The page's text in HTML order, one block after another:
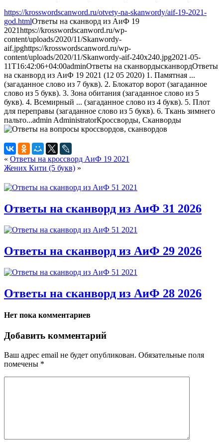
https://krosswordscanword.ru/otvety-na-skanwordy/aif-19-2021-
god.htmlОтветы на сканворд из АиФ 19
2021https://krosswordscanword.ru/wp-
content/uploads/2020/11/Skanwordy-
aif.jpghttps://krosswordscanword.ru/wp-
content/uploads/2020/11/Skanwordy-aif-240x240.jpg2021-05-
11T16:42:06+04:00adminОтветы на сканвордысканвордОтветы
на сканворд из АиФ 19 2021 (12 05 2020) 1. Памятная ...
(загаданное слово из 7 букв). 2. Блокатор ворот (загаданное
слово из 5 букв). 3. Зона обитания (загаданное слово из 5
букв). 4. Всемирный ... (загаданное слово из 4 букв). 5. Плот
для переправы (загаданное слово из 5 букв). 6. Ткань зимнего
пальто...admin AdministratorКроссворды, Сканворды
« Ответы на кроссворд АиФ 19 2021
Жених Кити (5 букв) »
Ответы на сканворд из АиФ 31 2026
Ответы на сканворд из АиФ 29 2026
Ответы на сканворд из АиФ 28 2026
Нет пока комментариев
Добавить комментарий
Ваш адрес email не будет опубликован. Обязательные поля
помечены *